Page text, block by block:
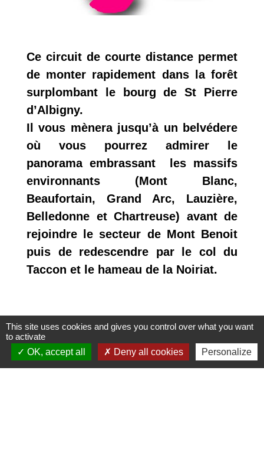
Ce circuit de courte distance permet
de monter rapidement dans la forêt
surplombant le bourg de St Pierre
d’Albigny.
Il vous mènera jusqu’à un belvédere
où vous pourrez admirer le
panorama embrassant les massifs
environnants (Mont Blanc,
Beaufortain, Grand Arc, Lauzière,
Belledonne et Chartreuse) avant de
rejoindre le secteur de Mont Benoit
puis de redescendre par le col du
Taccon et le hameau de la Noiriat.
This site uses cookies and gives you control over what you want
to activate
OK, accept all
Deny all cookies Personalize